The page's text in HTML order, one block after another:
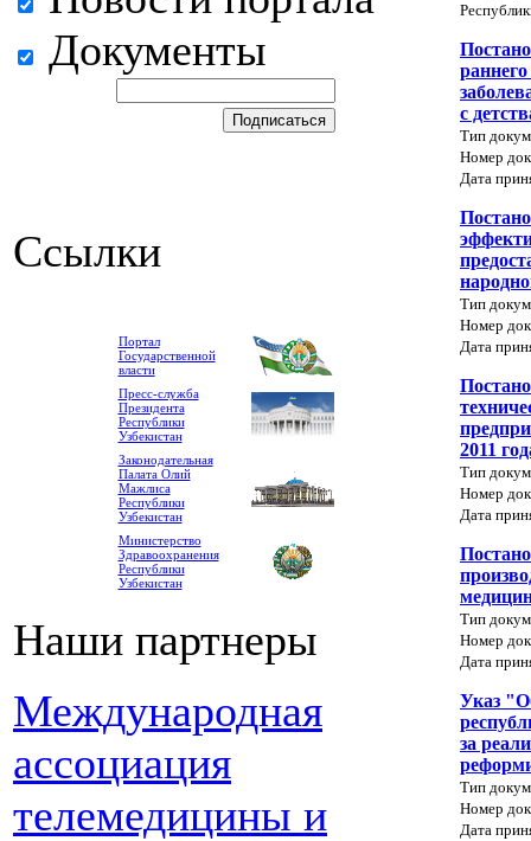
Документы
Ссылки
Портал
Государственной
власти
Пресс-служба
Президента
Республики
Узбекистан
Законодательная
Палата Олий
Мажлиса
Республики
Узбекистан
Министерство
Здравоохранения
Республики
Узбекистан
Наши партнеры
Международная
ассоциация
телемедицины и
с
Тип
Номер
Дата
Тип
Номер
Дата
2011
Тип
Номер
Дата
Тип
Номер
Дата
Указ
за
Тип
Номер
Дата